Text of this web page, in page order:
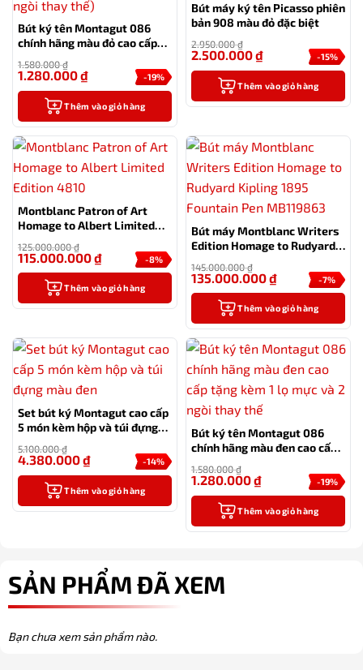
Bút ký tên Montagut 086
chính hãng màu đỏ cao cấp
thay thế
1.580.000₫
-19%
1.280.000₫
Thêm vào giỏ hàng
Bút máy ký tên Picasso phiên
bản 908 màu đỏ đặc biệt
2.950.000₫
-15%
2.500.000₫
Thêm vào giỏ hàng
Montblanc Patron of Art
Homage to Albert Limited
125.000.000₫
-8%
115.000.000₫
Thêm vào giỏ hàng
Bút máy Montblanc Writers
Edition Homage to Rudyard
MB119863
145.000.000₫
-7%
135.000.000₫
Thêm vào giỏ hàng
Set bút ký Montagut cao cấp
5 món kèm hộp và túi đựng
5.100.000₫
-14%
4.380.000₫
Thêm vào giỏ hàng
Bút ký tên Montagut 086
chính hãng màu đen cao cấp
thay thế
1.580.000₫
-19%
1.280.000₫
Thêm vào giỏ hàng
SẢN PHẨM ĐÃ XEM
Bạn chưa xem sản phẩm nào.